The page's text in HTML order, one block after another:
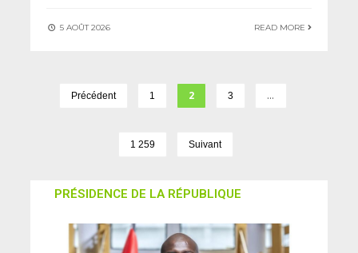
5 AOÛT 2026 READ MORE
Précédent 1 2 3 …
1 259 Suivant
PRÉSIDENCE DE LA RÉPUBLIQUE